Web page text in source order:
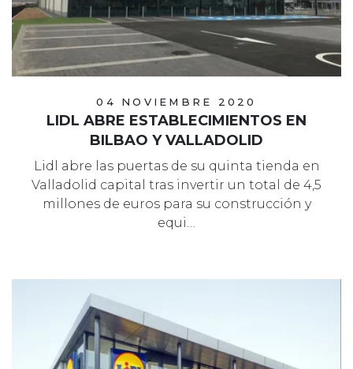
04 NOVIEMBRE 2020
LIDL ABRE ESTABLECIMIENTOS EN
BILBAO Y VALLADOLID
Lidl abre las puertas de su quinta tienda en
Valladolid capital tras invertir un total de 4,5
millones de euros para su construcción y
equi…